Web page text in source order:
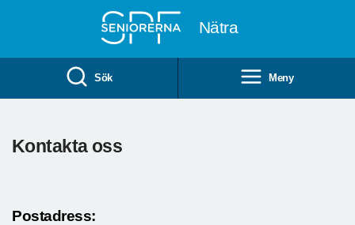
Nätra
Sök Meny
Kontakta oss
Postadress: